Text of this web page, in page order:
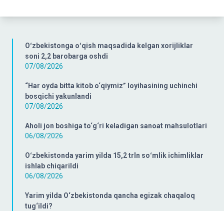
Oʻzbekistonga oʻqish maqsadida kelgan xorijliklar
soni 2,2 barobarga oshdi
07/08/2026
“Har oyda bitta kitob o‘qiymiz” loyihasining uchinchi
bosqichi yakunlandi
07/08/2026
Aholi jon boshiga to‘g‘ri keladigan sanoat mahsulotlari
06/08/2026
Oʻzbekistonda yarim yilda 15,2 trln soʻmlik ichimliklar
ishlab chiqarildi
06/08/2026
Yarim yilda O‘zbekistonda qancha egizak chaqaloq
tug‘ildi?